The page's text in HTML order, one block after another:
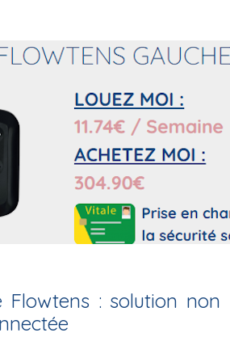
Flowtens : solution non